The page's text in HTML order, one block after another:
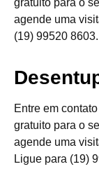
agende uma
(19) 99520 8603.
Entre em
gratuito para o
agende uma
Ligue para (19)